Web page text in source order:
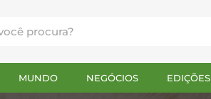
MUNDO NEGÓCIOS EDIÇÕES